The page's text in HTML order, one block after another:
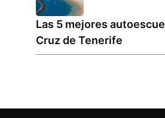
Las 5 mejores
Cruz de Tenerife